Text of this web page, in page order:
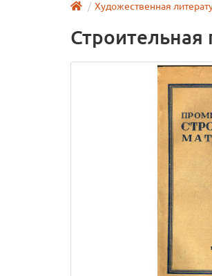
Художественная